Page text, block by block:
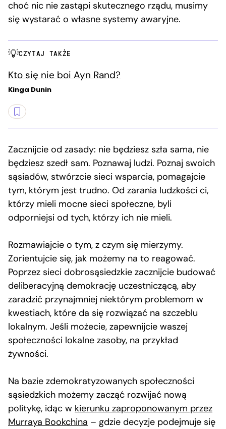
choć nic nie zastąpi skutecznego rządu, musimy
się wystarać o własne systemy awaryjne.
CZYTAJ TAKŻE
Kto się nie boi Ayn Rand?
Kinga Dunin
Zacznijcie od zasady: nie będziesz szła sama, nie
będziesz szedł sam. Poznawaj ludzi. Poznaj swoich
sąsiadów, stwórzcie sieci wsparcia, pomagajcie
tym, którym jest trudno. Od zarania ludzkości ci,
którzy mieli mocne sieci społeczne, byli
odporniejsi od tych, którzy ich nie mieli.
Rozmawiajcie o tym, z czym się mierzymy.
Zorientujcie się, jak możemy na to reagować.
Poprzez sieci dobrosąsiedzkie zacznijcie budować
deliberacyjną demokrację uczestniczącą, aby
zaradzić przynajmniej niektórym problemom w
kwestiach, które da się rozwiązać na szczeblu
lokalnym. Jeśli możecie, zapewnijcie waszej
społeczności lokalne zasoby, na przykład
żywności.
Na bazie zdemokratyzowanych społeczności
sąsiedzkich możemy zacząć rozwijać nową
politykę, idąc w kierunku zaproponowanym przez
Murraya Bookchina – gdzie decyzje podejmuje się